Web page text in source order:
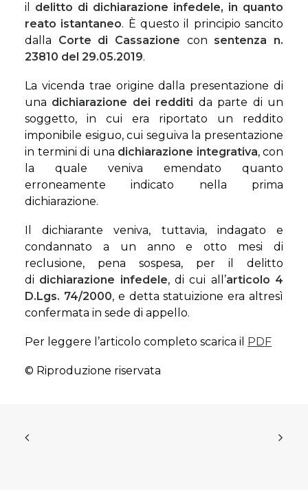
il delitto di dichiarazione infedele, in quanto
reato istantaneo. È questo il principio sancito
dalla Corte di Cassazione con sentenza n.
23810 del 29.05.2019.
La vicenda trae origine dalla presentazione di
una dichiarazione dei redditi da parte di un
soggetto, in cui era riportato un reddito
imponibile esiguo, cui seguiva la presentazione
in termini di una dichiarazione integrativa, con
la quale veniva emendato quanto
erroneamente indicato nella prima
dichiarazione.
Il dichiarante veniva, tuttavia, indagato e
condannato a un anno e otto mesi di
reclusione, pena sospesa, per il delitto
di dichiarazione infedele, di cui all’articolo 4
D.Lgs. 74/2000, e detta statuizione era altresì
confermata in sede di appello.
Per leggere l’articolo completo scarica il PDF
© Riproduzione riservata